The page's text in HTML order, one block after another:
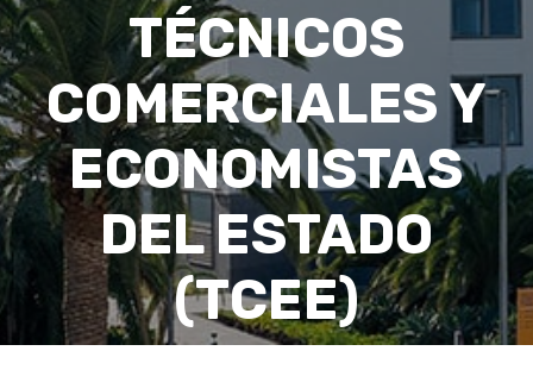
TÉCNICOS
COMERCIALES Y
ECONOMISTAS
DEL ESTADO
(TCEE)